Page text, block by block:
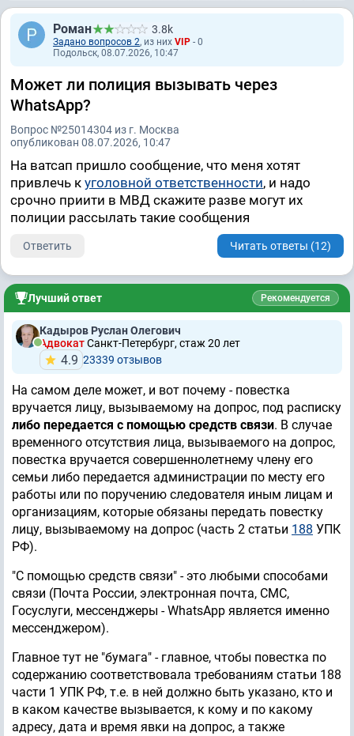
Роман 3.8k
Задано вопросов 2, из них VIP - 0
Подольск, 08.07.2026, 10:47
Может ли полиция вызывать через
WhatsApp?
Вопрос №25014304 из г. Москва
опубликован 08.07.2026, 10:47
На ватсап пришло сообщение, что меня хотят
привлечь к уголовной ответственности, и надо
срочно приити в МВД скажите разве могут их
полиции рассылать такие сообщения
Ответить Читать ответы (12)
Лучший ответ Рекомендуется
Кадыров Руслан Олегович
АдвокатСанкт-Петербург, стаж 20 лет
4.9 23339 отзывов
На самом деле может, и вот почему - повестка
вручается лицу, вызываемому на допрос, под расписку
либо передается с помощью средств связи. В случае
временного отсутствия лица, вызываемого на допрос,
повестка вручается совершеннолетнему члену его
семьи либо передается администрации по месту его
работы или по поручению следователя иным лицам и
организациям, которые обязаны передать повестку
лицу, вызываемому на допрос (часть 2 статьи 188 УПК
РФ).
"С помощью средств связи" - это любыми способами
связи (Почта России, электронная почта, СМС,
Госуслуги, мессенджеры - WhatsApp является именно
мессенджером).
Главное тут не "бумага" - главное, чтобы повестка по
содержанию соответствовала требованиям статьи 188
части 1 УПК РФ, т.е. в ней должно быть указано, кто и
в каком качестве вызывается, к кому и по какому
адресу, дата и время явки на допрос, а также